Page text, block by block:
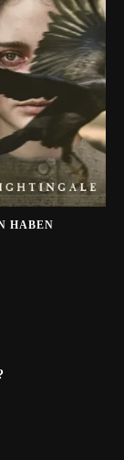
HABEN